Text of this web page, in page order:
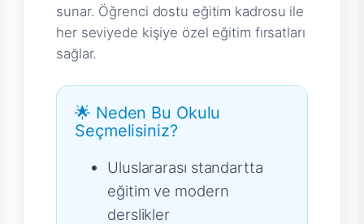
sunar. Öğrenci dostu eğitim kadrosu ile
her seviyede kişiye özel eğitim fırsatları
sağlar.
🌟 Neden Bu Okulu
Seçmelisiniz?
Uluslararası standartta
eğitim ve modern
derslikler